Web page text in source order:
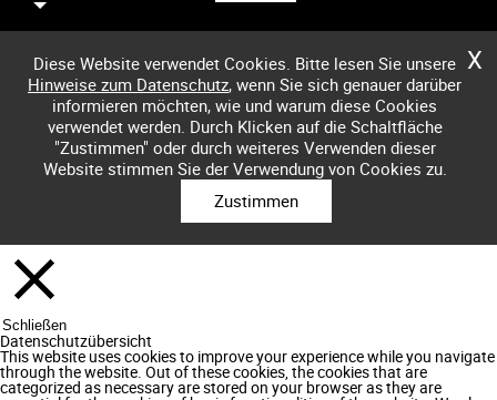
X
Diese Website verwendet Cookies. Bitte lesen Sie unsere
Hinweise zum Datenschutz, wenn Sie sich genauer darüber
informieren möchten, wie und warum diese Cookies
verwendet werden. Durch Klicken auf die Schaltfläche
"Zustimmen" oder durch weiteres Verwenden dieser
Website stimmen Sie der Verwendung von Cookies zu.
Zustimmen
Schließen
Datenschutzübersicht
This website uses cookies to improve your experience while you navigate
through the website. Out of these cookies, the cookies that are
categorized as necessary are stored on your browser as they are